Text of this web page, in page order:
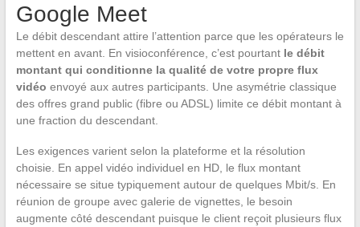
Google Meet
Le débit descendant attire l’attention parce que les opérateurs le
mettent en avant. En visioconférence, c’est pourtant le débit
montant qui conditionne la qualité de votre propre flux
vidéo envoyé aux autres participants. Une asymétrie classique
des offres grand public (fibre ou ADSL) limite ce débit montant à
une fraction du descendant.
Les exigences varient selon la plateforme et la résolution
choisie. En appel vidéo individuel en HD, le flux montant
nécessaire se situe typiquement autour de quelques Mbit/s. En
réunion de groupe avec galerie de vignettes, le besoin
augmente côté descendant puisque le client reçoit plusieurs flux